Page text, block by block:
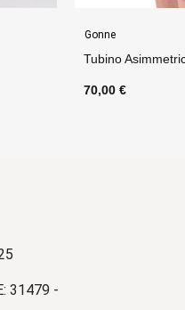
Tubino
80,00 €
31479 -